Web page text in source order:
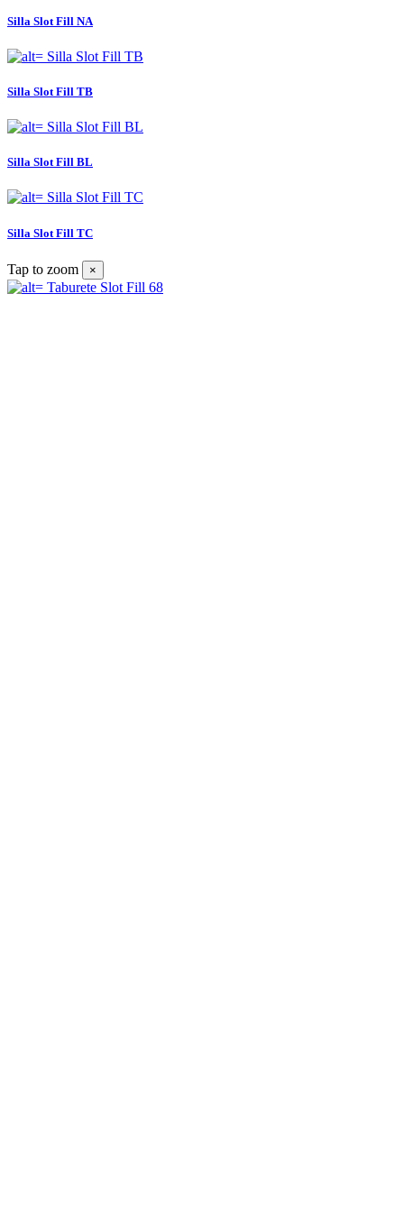
Silla Slot Fill NA
Silla Slot Fill TB
Silla Slot Fill BL
Silla Slot Fill TC
Tap to zoom ×